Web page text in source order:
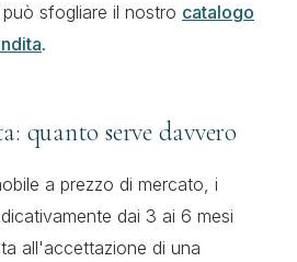
sfogliare il nostro catalogo
.
quanto serve davvero
a prezzo di mercato, i
dai 3 ai 6 mesi
all'accettazione di una